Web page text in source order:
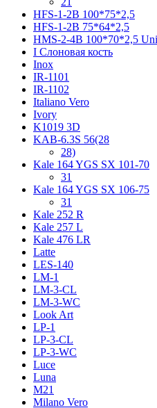
HFS-1-2B 100*75*2,5
HFS-1-2B 75*64*2,5
HMS-2-4B 100*70*2,5 Uni
I Слоновая кость
Inox
IR-1101
IR-1102
Italiano Vero
Ivory
K1019 3D
KAB-6.3S 56(28
28)
Kale 164 YGS SX 101-70
31
Kale 164 YGS SX 106-75
31
Kale 252 R
Kale 257 L
Kale 476 LR
Latte
LES-140
LM-1
LM-3-CL
LM-3-WC
Look Art
LP-1
LP-3-CL
LP-3-WC
Luce
Luna
M21
Milano Vero